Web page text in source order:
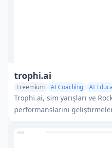
trophi.ai
Freemium AI Coaching AI
Trophi.ai, sim yarışları ve
performanslarını
gerçek zamanlı geri
etkileşimli eğitim sunan AI